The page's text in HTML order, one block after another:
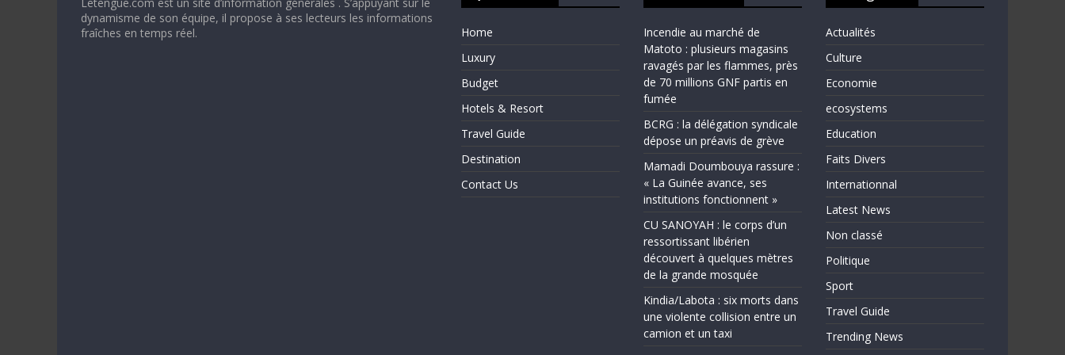
dynamisme de son équipe, il propose à ses lecteurs les informations
fraîches en temps réel.
Home
Luxury
Budget
Hotels & Resort
Travel Guide
Destination
Contact Us
Incendie au marché de
Matoto : plusieurs magasins
ravagés par les flammes, près
de 70 millions GNF partis en
fumée
BCRG : la délégation syndicale
dépose un préavis de grève
Mamadi Doumbouya rassure :
« La Guinée avance, ses
institutions fonctionnent »
CU SANOYAH : le corps d’un
ressortissant libérien
découvert à quelques mètres
de la grande mosquée
Kindia/Labota : six morts dans
une violente collision entre un
camion et un taxi
Actualités
Culture
Economie
ecosystems
Education
Faits Divers
Internationnal
Latest News
Non classé
Politique
Sport
Travel Guide
Trending News